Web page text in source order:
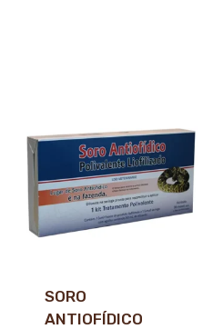
SORO
ANTIOFÍDICO